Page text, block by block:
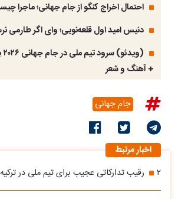
احتمال اخراج کنگو از جام جهانی؛ ماجرا
دنیس امید اول قلعه‌نویی؛ وای اگر طارمی
+ آهنگ و شعر
جام جهانی
اخبار مرتبط
۲ رقیب تدارکاتی عجیب برای تیم ملی در ترکیه